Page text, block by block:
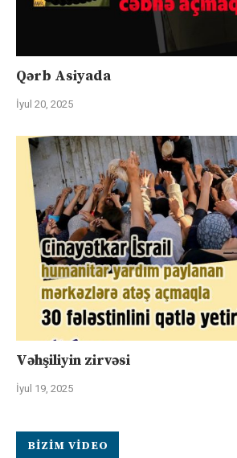
Qərb Asiyada
İyul 20, 2025
Vəhşiliyin zirvəsi
İyul 19, 2025
BIZIM VIDEO